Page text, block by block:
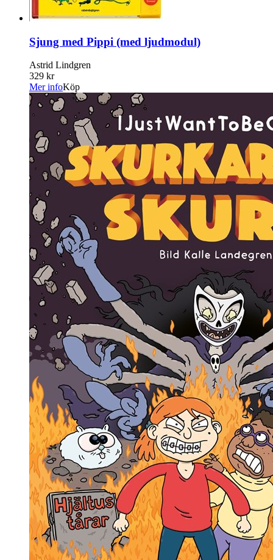
Sjung med Pippi (med ljudmodul)
Astrid Lindgren
329 kr
Mer infoKöp